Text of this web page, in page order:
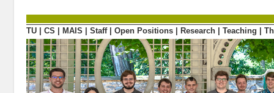
TU CS MAIS Staff Open Positions Research Teaching